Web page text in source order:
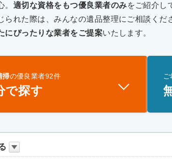
適切な資格をもつ優良業者のみをご紹介し
られた際は、みんなの遺品整理にご相談くだ
にぴったりな業者をご提案いたします。
掃の優良業者92件
で探す